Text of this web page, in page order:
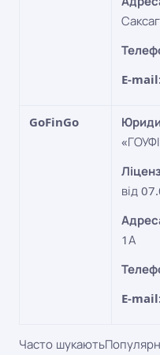
E-
GoFinGo
від
1А
E-
Часто шукають